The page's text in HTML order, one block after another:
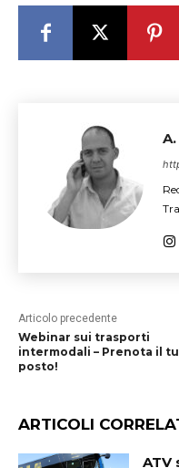
Articolo precedente
Webinar sui trasporti
intermodali – Prenota il
posto!
ARTICOLI
ATV